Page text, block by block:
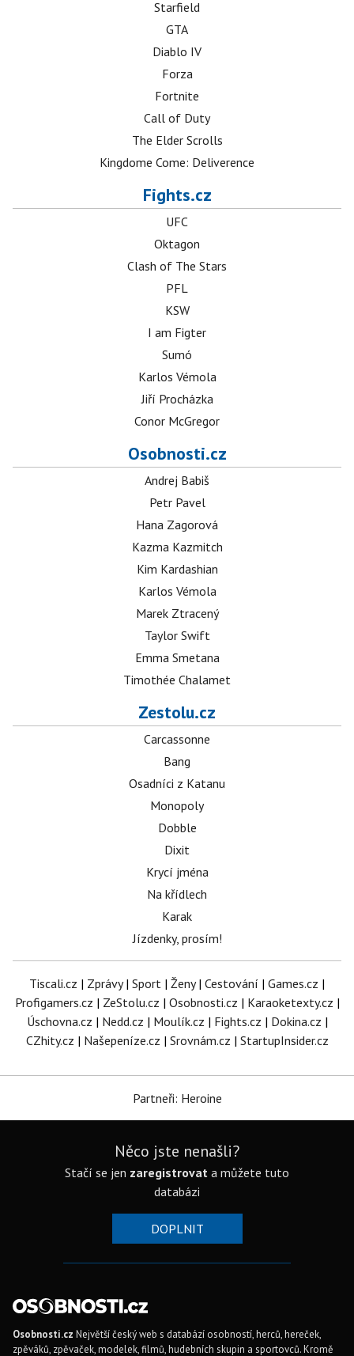
Starfield
GTA
Diablo IV
Forza
Fortnite
Call of Duty
The Elder Scrolls
Kingdome Come: Deliverence
Fights.cz
UFC
Oktagon
Clash of The Stars
PFL
KSW
I am Figter
Sumó
Karlos Vémola
Jiří Procházka
Conor McGregor
Osobnosti.cz
Andrej Babiš
Petr Pavel
Hana Zagorová
Kazma Kazmitch
Kim Kardashian
Karlos Vémola
Marek Ztracený
Taylor Swift
Emma Smetana
Timothée Chalamet
Zestolu.cz
Carcassonne
Bang
Osadníci z Katanu
Monopoly
Dobble
Dixit
Krycí jména
Na křídlech
Karak
Jízdenky, prosím!
Tiscali.cz | Zprávy| Sport | Ženy| Cestování | Games.cz |
Profigamers.cz | ZeStolu.cz | Osobnosti.cz | Karaoketexty.cz |
Úschovna.cz | Nedd.cz | Moulík.cz | Fights.cz | Dokina.cz |
CZhity.cz | Našepeníze.cz | Srovnám.cz | StartupInsider.cz
Partneři: Heroine
Něco jste nenašli?
Stačí se jen zaregistrovat a můžete tuto
databázi
DOPLNIT
Osobnosti.cz Největší český web s databází osobností, herců, hereček,
zpěváků, zpěvaček, modelek, filmů, hudebních skupin a sportovců. Kromě